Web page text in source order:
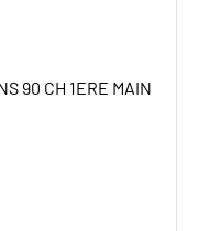
90 CH 1ERE MAIN